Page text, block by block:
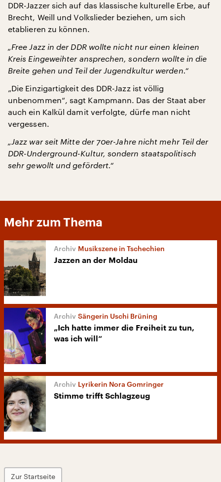
DDR-Jazzer sich auf das klassische kulturelle Erbe, auf
Brecht, Weill und Volkslieder beziehen, um sich
etablieren zu können.
„Free Jazz in der DDR wollte nicht nur einen kleinen
Kreis Eingeweihter ansprechen, sondern wollte in die
Breite gehen und Teil der Jugendkultur werden.“
„Die Einzigartigkeit des DDR-Jazz ist völlig
unbenommen“, sagt Kampmann. Das der Staat aber
auch ein Kalkül damit verfolgte, dürfe man nicht
vergessen.
„Jazz war seit Mitte der 70er-Jahre nicht mehr Teil der
DDR-Underground-Kultur, sondern staatspolitisch
sehr gewollt und gefördert.“
Mehr zum Thema
Musikszene in Tschechien
Jazzen an der Moldau
Sängerin Uschi Brüning
„Ich hatte immer die Freiheit zu tun,
was ich will“
Lyrikerin Nora Gomringer
Stimme trifft Schlagzeug
Zur Startseite